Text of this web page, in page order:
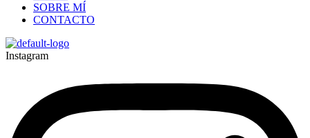
SOBRE MÍ
CONTACTO
Instagram